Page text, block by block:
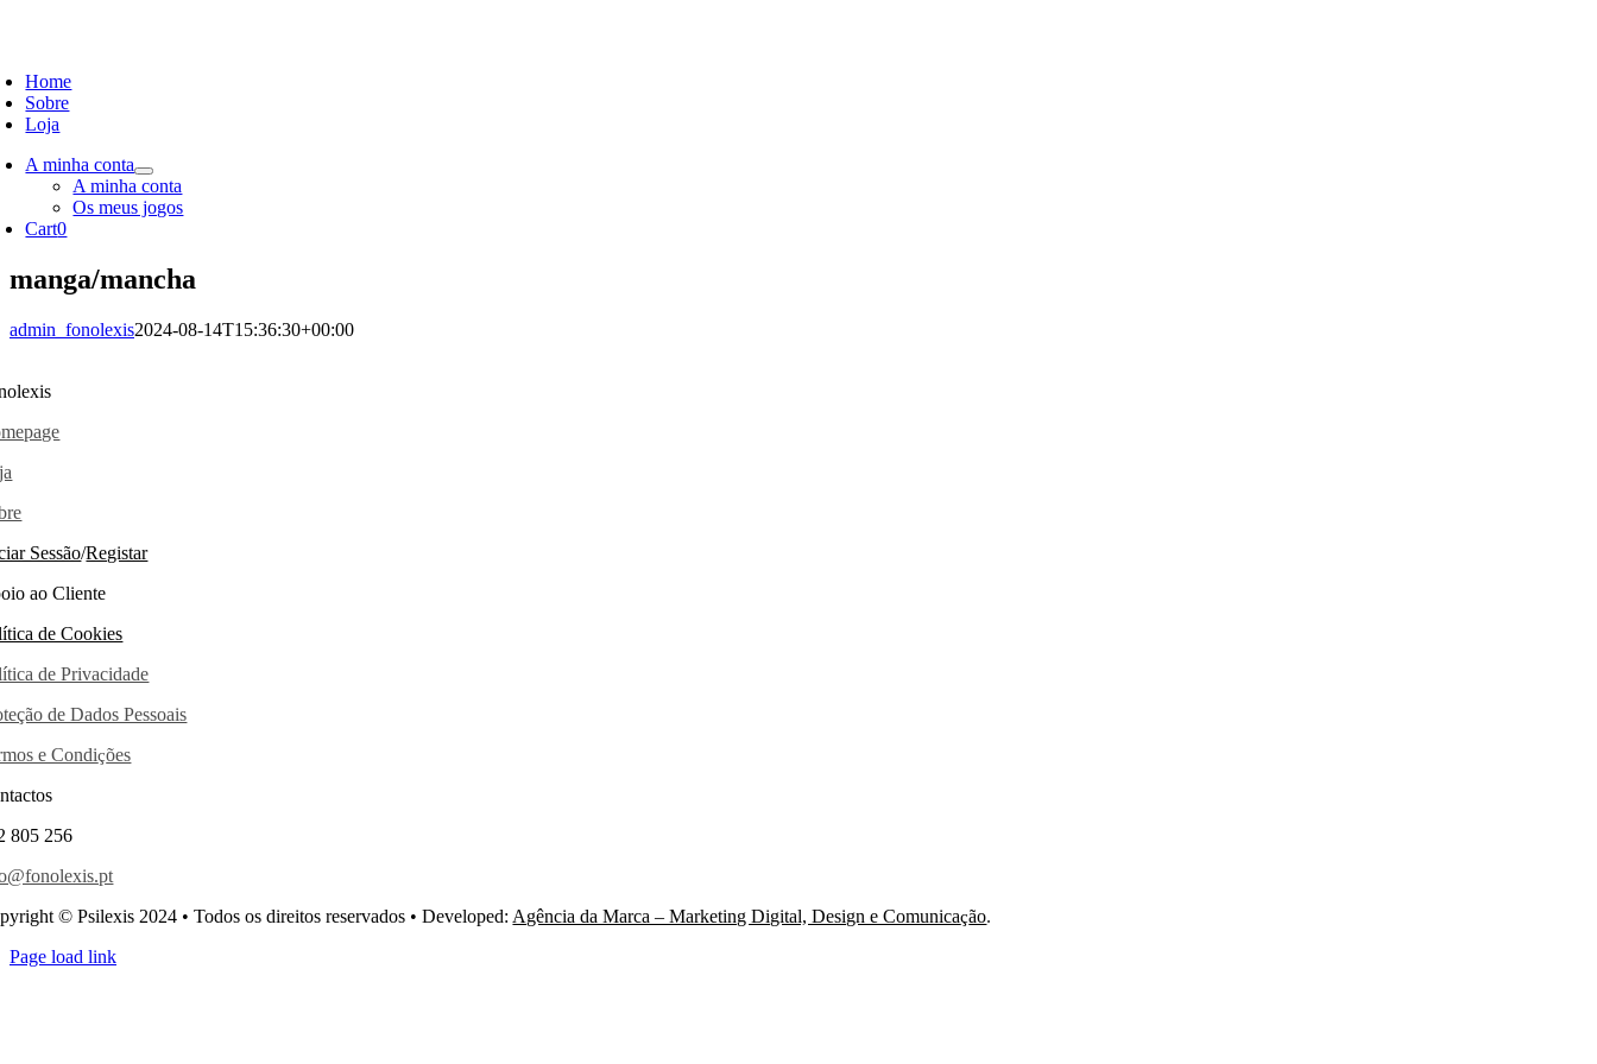
Home
Sobre
Loja
A minha conta
A minha conta
Os meus jogos
Cart0
manga/mancha
admin_fonolexis2024-08-14T15:36:30+00:00
Sessão/Registar
ao Cliente
de Cookies
de Privacidade
de Dados Pessoais
e Condições
805 256
© Psilexis 2024 • Todos os direitos reservados • Developed: Agência da Marca – Marketing Digital, Design e Comunicação.
Page load link